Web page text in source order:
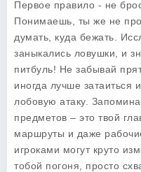
Первое правило - не
Понимаешь, ты же не
думать, куда бежать.
заныкались ловушки, и
питбуль! Не забывай
иногда лучше затаиться
лобовую атаку.
предметов – это твой
маршруты и даже
игроками могут круто
тобой погоня, просто